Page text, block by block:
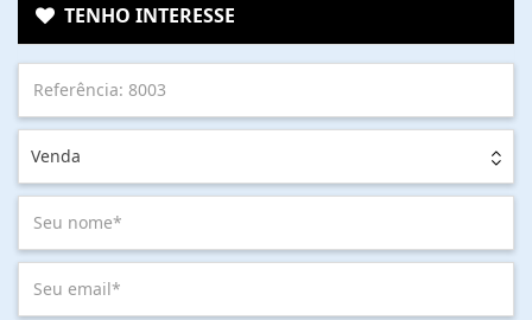
TENHO INTERESSE
Venda